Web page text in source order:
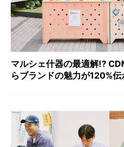
マルシェ什器の最適解!?
らブランドの魅力が120%伝